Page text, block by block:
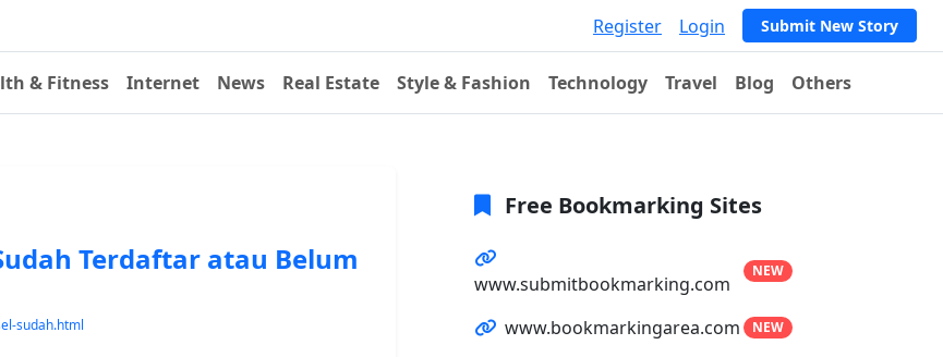
Register Login Submit New Story
& Fitness Internet News Real Estate Style & Fashion Technology Travel Blog Others
Terdaftar atau Belum
sudah.html
Free Bookmarking Sites
www.submitbookmarking.com
NEW
www.bookmarkingarea.com NEW